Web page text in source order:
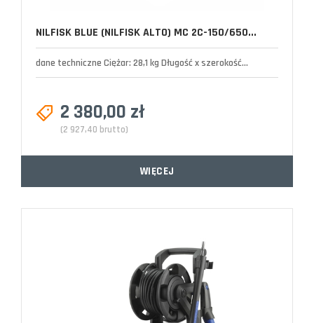
NILFISK BLUE (NILFISK ALTO) MC 2C-150/650...
dane techniczne Ciężar: 28,1 kg Długość x szerokość...
2 380,00 zł
(2 927,40 brutto)
WIĘCEJ